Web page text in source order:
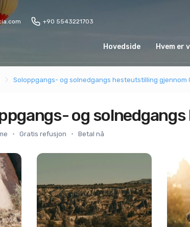
+90 5543221703
Hovedside Hvem er
Soloppgangs- og solnedgangs hesteutstilling gjennom
og
Gratis refusjon Betal nå